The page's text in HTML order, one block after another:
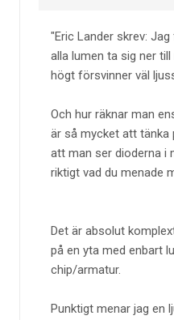
Eric Lander skrev:
alla lumen ta sig ner
högt försvinner väl
Och hur räknar man
är så mycket att tänka
att man ser dioderna i
riktigt vad du menade
Det är absolut
på en yta med enbart
chip/armatur.
Punktigt menar jag en